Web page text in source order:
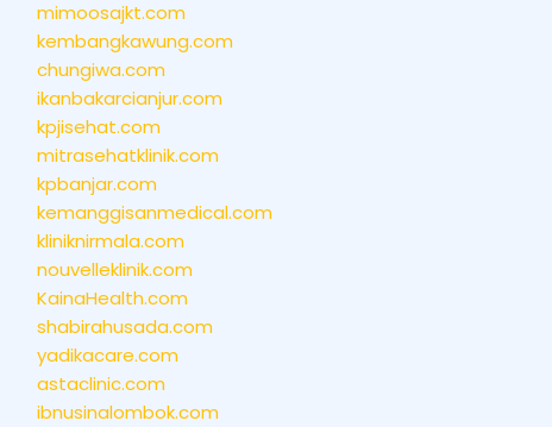
mimoosajkt.com
kembangkawung.com
chungiwa.com
ikanbakarcianjur.com
kpjisehat.com
mitrasehatklinik.com
kpbanjar.com
kemanggisanmedical.com
kliniknirmala.com
nouvelleklinik.com
KainaHealth.com
shabirahusada.com
yadikacare.com
astaclinic.com
ibnusinalombok.com